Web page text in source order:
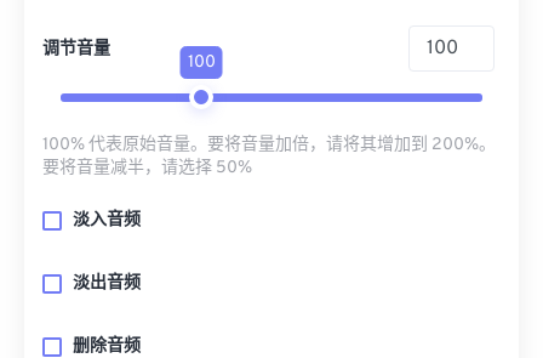
调节音量
100
100% 代表原始音量。要将音量加倍，请将其增加到 200%。
要将音量减半，请选择 50%
淡入音频
淡出音频
删除音频